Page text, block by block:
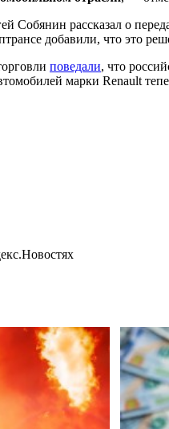
Собянин рассказал о
добавили, что это
поведали, что
марки Renault